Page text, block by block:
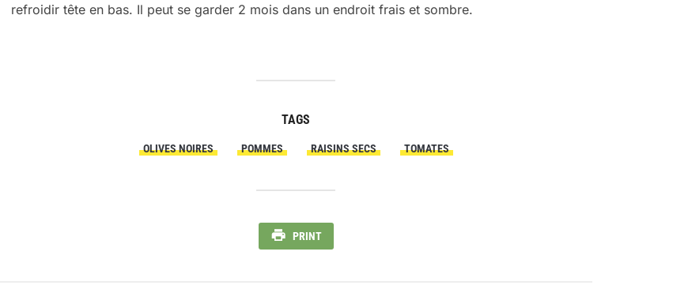
refroidir tête en bas. Il peut se garder 2 mois dans un endroit frais et sombre.
TAGS
OLIVES NOIRES POMMES RAISINS SECS TOMATES
PRINT